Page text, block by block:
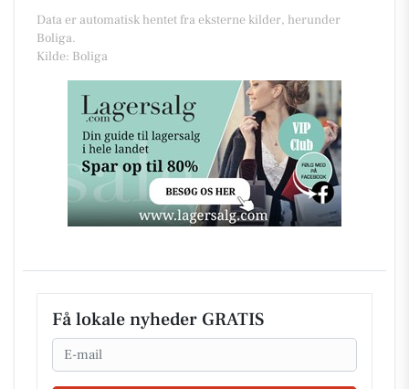
Data er automatisk hentet fra eksterne kilder, herunder
Boliga.
Kilde: Boliga
Få lokale nyheder GRATIS
Email